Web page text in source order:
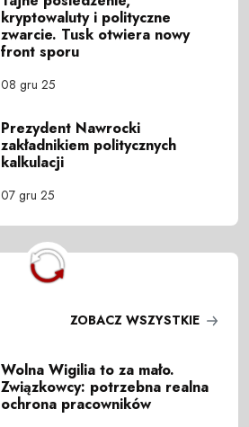
kryptowaluty i polityczne
zwarcie. Tusk otwiera nowy
front sporu
08 gru 25
Prezydent Nawrocki
zakładnikiem politycznych
kalkulacji
07 gru 25
ZOBACZ WSZYSTKIE
Wolna Wigilia to za mało.
Związkowcy: potrzebna realna
ochrona pracowników